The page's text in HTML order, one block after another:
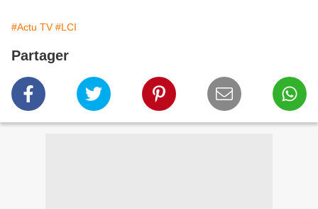
#Actu TV #LCI
Partager